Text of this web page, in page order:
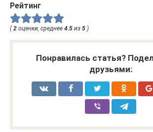
Рейтинг
( 2 оценки, среднее 4.5 из 5 )
Понравилась статья?
друзьями: